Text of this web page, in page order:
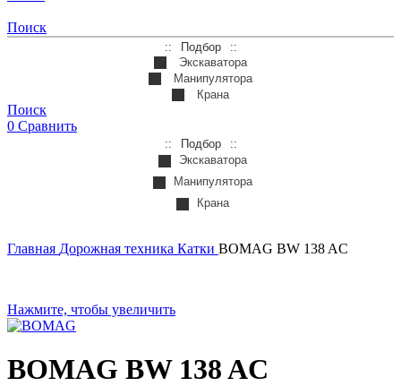
Поиск
Подбор
Экскаватора
Манипулятора
Крана
Поиск
0 Сравнить
Подбор
Экскаватора
Манипулятора
Крана
Главная Дорожная техника Катки BOMAG BW 138 AC
Нажмите, чтобы увеличить
BOMAG BW 138 AC